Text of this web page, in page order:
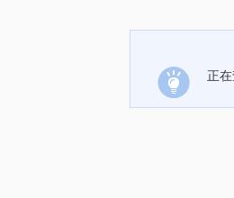
正